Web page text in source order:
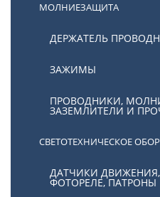
МОЛНИЕЗАЩИТА
ДЕРЖАТЕЛЬ
ЗАЖИМЫ
ПРОВОДНИКИ,
ЗАЗЕМЛИТЕЛИ И
СВЕТОТЕХНИЧЕСКОЕ
ДАТЧИКИ
ФОТОРЕЛЕ, ПАТРОНЫ